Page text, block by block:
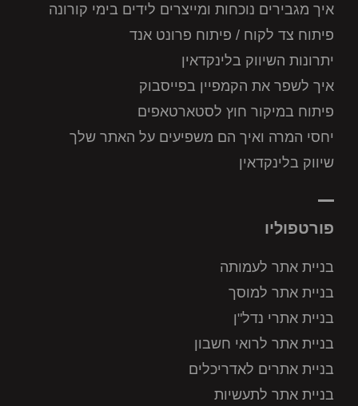
איך מגבירים נוכחות ומייצרים לידים בימי קורונה
פיתוח צד לקוח / פיתוח פרונט אנד
יתרונות השיווק בלינקדאין
איך לשפר את הקמפיין בפייסבוק
פיתוח במיקור חוץ לסטארטאפים
יחסי המרה ואיך הם משפיעים על האתר שלך
שיווק בלינקדאין
פורטפוליו
בניית אתר לעמותה
בניית אתר למוסך
בניית אתרי נדל"ן
בניית אתר לרואי חשבון
בניית אתרים לאדריכלים
בניית אתר לתעשיות